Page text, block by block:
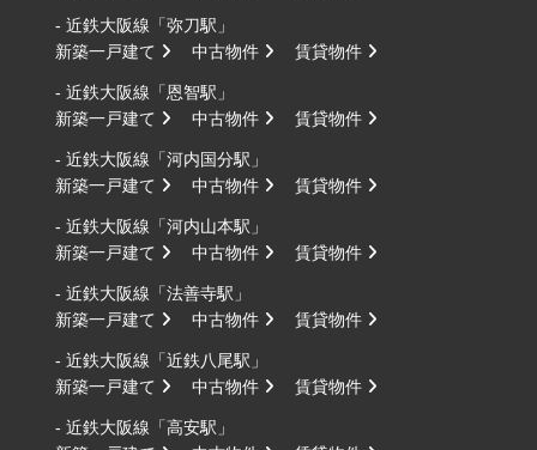
- 近鉄大阪線「弥刀駅」
新築一戸建て
中古物件 賃貸物件
- 近鉄大阪線「恩智駅」
新築一戸建て
中古物件 賃貸物件
- 近鉄大阪線「河内国分駅」
新築一戸建て
中古物件 賃貸物件
- 近鉄大阪線「河内山本駅」
新築一戸建て
中古物件 賃貸物件
- 近鉄大阪線「法善寺駅」
新築一戸建て
中古物件 賃貸物件
- 近鉄大阪線「近鉄八尾駅」
新築一戸建て
中古物件 賃貸物件
- 近鉄大阪線「高安駅」